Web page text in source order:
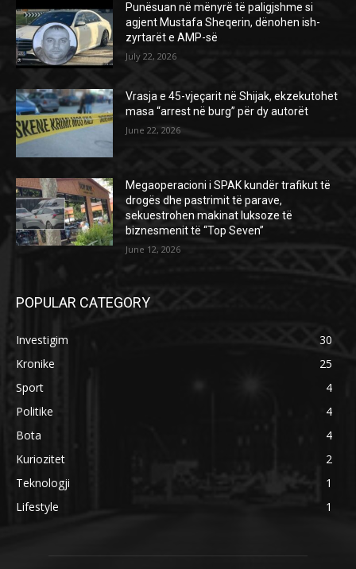
Punësuan në mënyrë të paligjshme si
agjent Mustafa Sheqerin, dënohen ish-
zyrtarët e AMP-së
July 22, 2026
Vrasja e 45-vjeçarit në Shijak, ekzekutohet
masa “arrest në burg” për dy autorët
June 22, 2026
Megaoperacioni i SPAK kundër trafikut të
drogës dhe pastrimit të parave,
sekuestrohen makinat luksoze të
biznesmenit të “Top Seven”
June 12, 2026
POPULAR CATEGORY
Investigim
30
Kronike
25
Sport
4
Politike
4
Bota
4
Kuriozitet
2
Teknologji
1
Lifestyle
1